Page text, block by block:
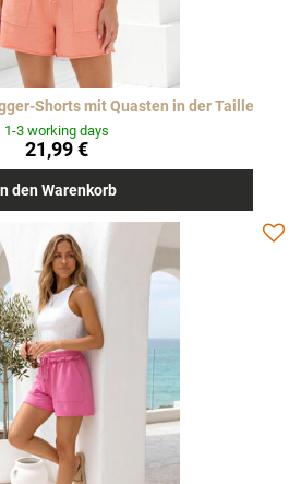
Shorts mit Quasten in der Taille
1-3 working days
21,99 €
den Warenkorb